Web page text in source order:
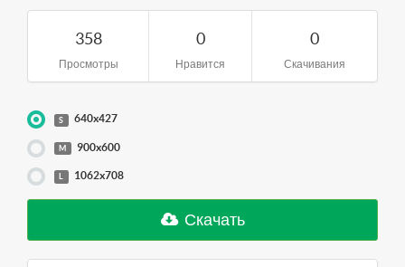
358
Просмотры
0
Нравится
0
Скачивания
S 640x427
M 900x600
L 1062x708
Скачать